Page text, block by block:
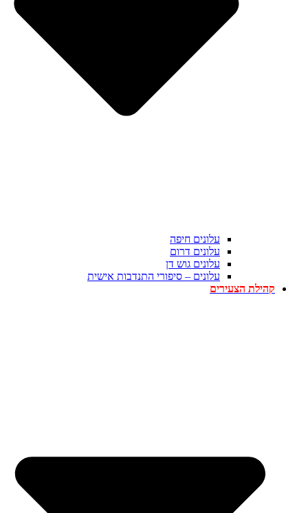
עלונים חיפה
עלונים דרום
עלונים גוש דן
עלונים – סיפורי התנדבות אישית
קהילת הצעירים